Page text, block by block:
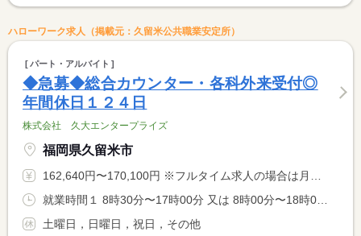
ハローワーク求人（掲載元：久留米公共職業安定所）
パート・アルバイト
◆急募◆総合カウンター・各科外来受付◎
年間休日１２４日
株式会社 久大エンタープライズ
福岡県久留米市
162,640円〜170,100円 ※フルタイム求人の場合は月額（換算額）、パート求人の場合は時間額を表示しています。
土曜日，日曜日，祝日，その他